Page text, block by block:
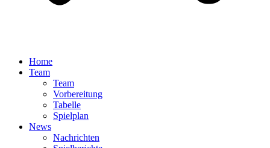
Home
Team
Team
Vorbereitung
Tabelle
Spielplan
News
Nachrichten